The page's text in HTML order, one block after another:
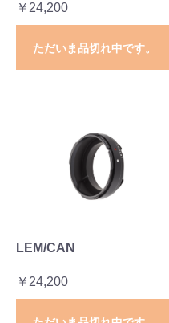
￥24,200
ただいま品切れ中です。
LEM/CAN
￥24,200